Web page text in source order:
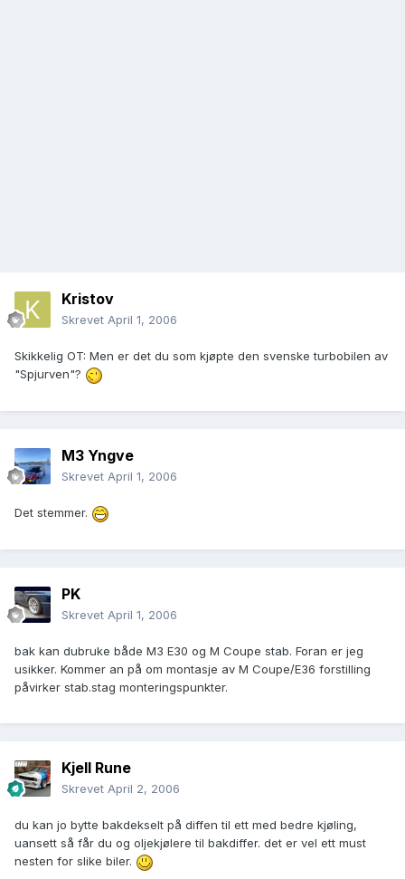
Kristov
Skrevet April 1, 2006
Skikkelig OT: Men er det du som kjøpte den svenske turbobilen av
"Spjurven"?
M3 Yngve
Skrevet April 1, 2006
Det stemmer.
PK
Skrevet April 1, 2006
bak kan dubruke både M3 E30 og M Coupe stab. Foran er jeg
usikker. Kommer an på om montasje av M Coupe/E36 forstilling
påvirker stab.stag monteringspunkter.
Kjell Rune
Skrevet April 2, 2006
du kan jo bytte bakdekselt på diffen til ett med bedre kjøling,
uansett så får du og oljekjølere til bakdiffer. det er vel ett must
nesten for slike biler.